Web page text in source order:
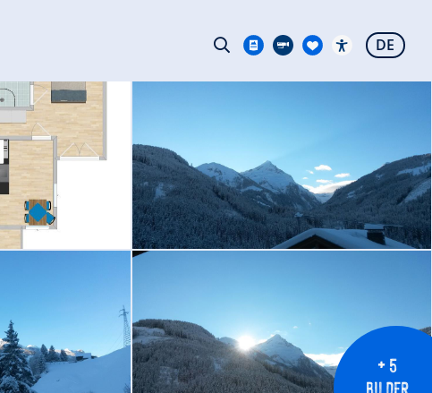
+ 5
BILDER
DE